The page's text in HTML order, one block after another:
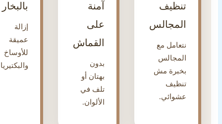
تنظيف
المجالس
نتعامل مع
المجالس
بخبرة مش
تنظيف
عشوائي.
على
القماش
بهتان أو
تلف في
الألوان.
بالبخار
عميقة
للأوساخ
والبكتيريا.